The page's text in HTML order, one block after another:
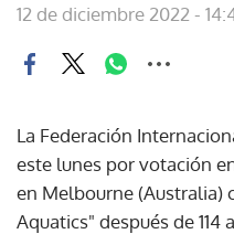
12 de diciembre 2022 -
La Federación
este lunes por votación
en Melbourne (Australia)
Aquatics" después de